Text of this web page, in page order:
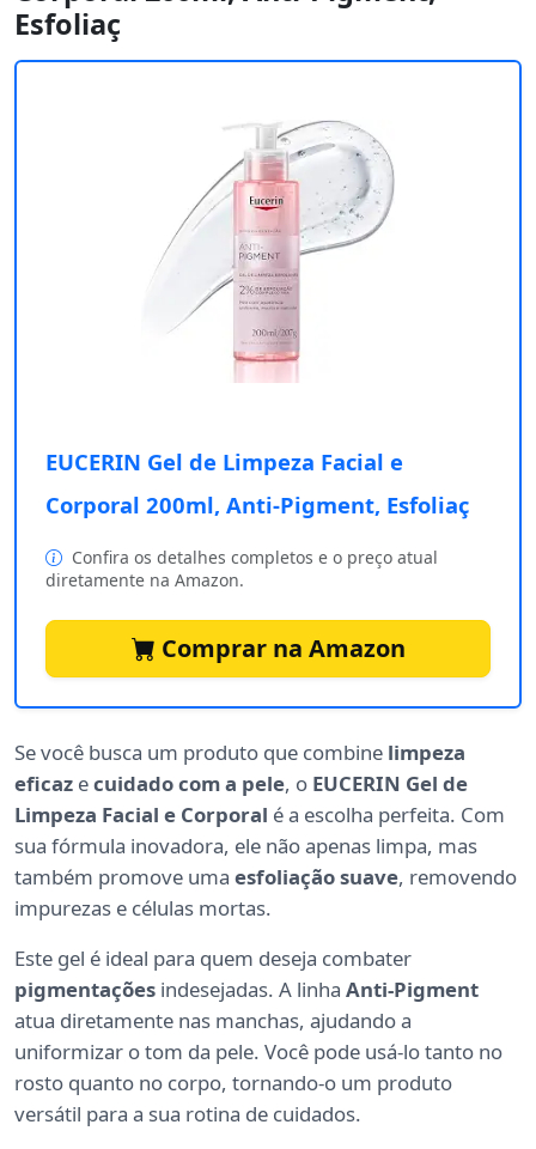
Esfoliaç
EUCERIN Gel de Limpeza Facial e
Corporal 200ml, Anti-Pigment, Esfoliaç
Confira os detalhes completos e o preço atual
diretamente na Amazon.
Comprar na Amazon
Se você busca um produto que combine limpeza
eficaz ecuidado com a pele, o EUCERIN Gel de
Limpeza Facial e Corporal é a escolha perfeita. Com
sua fórmula inovadora, ele não apenas limpa, mas
também promove uma esfoliação suave, removendo
impurezas e células mortas.
Este gel é ideal para quem deseja combater
pigmentações indesejadas. A linha Anti-Pigment
atua diretamente nas manchas, ajudando a
uniformizar o tom da pele. Você pode usá-lo tanto no
rosto quanto no corpo, tornando-o um produto
versátil para a sua rotina de cuidados.